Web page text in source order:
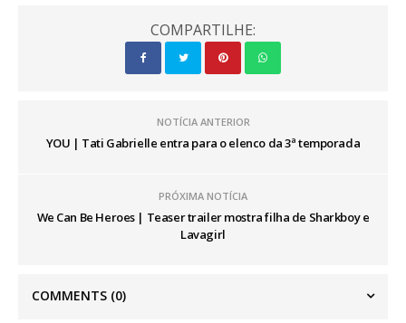
COMPARTILHE:
NOTÍCIA ANTERIOR
YOU | Tati Gabrielle entra para o elenco da 3ª temporada
PRÓXIMA NOTÍCIA
We Can Be Heroes | Teaser trailer mostra filha de Sharkboy e
Lavagirl
COMMENTS (0)